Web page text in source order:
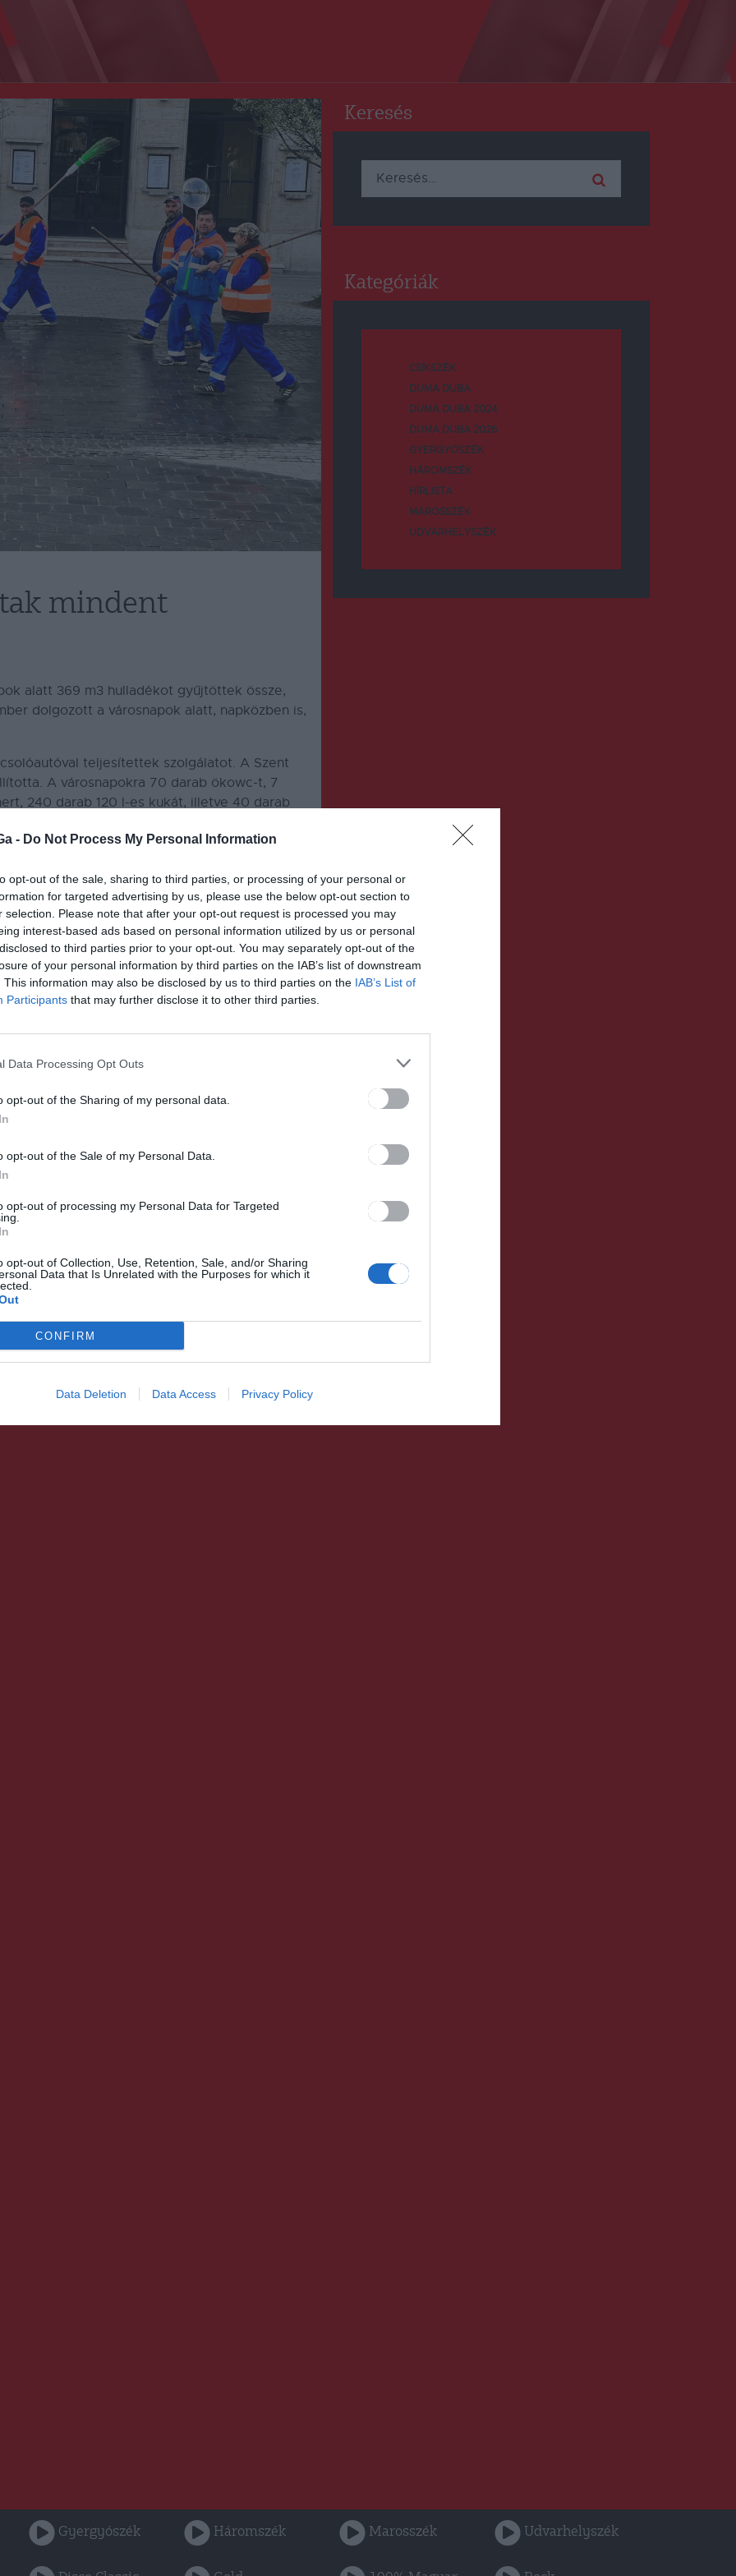
- Do Not Process My Personal Information
opt-out of the sale, sharing to third parties, or processing of your personal or
for targeted advertising by us, please use the below opt-out section to
selection. Please note that after your opt-out request is processed you may
interest-based ads based on personal information utilized by us or personal
to third parties prior to your opt-out. You may separately opt-out of the
of your personal information by third parties on the IAB’s list of downstream
This information may also be disclosed by us to third parties on the IAB’s List of
Participants that may further disclose it to other third parties.
Data Processing Opt Outs
opt-out of the Sharing of my personal data.
opt-out of the Sale of my Personal Data.
opt-out of processing my Personal Data for Targeted
opt-out of Collection, Use, Retention, Sale, and/or Sharing
Data that Is Unrelated with the Purposes for which it
CONFIRM
Data Deletion Data Access Privacy Policy
mindent
alatt 369 m3 hulladékot gyűjtöttek össze,
dolgozott a városnapok alatt, napközben is,
teljesítettek szolgálatot. A Szent
A városnapokra 70 darab ökowc-t, 7
240 darab 120 l-es kukát, illetve 40 darab
KÖVETKEZŐ BEJEGYZÉS
Duplán bírságolnák az utadó
matrica hiányát
HÍRLISTA
lakossági áram és gáz árát
Keresés
Keresés:
Kategóriák
CSÍKSZÉK
DUMA DUBA
DUMA DUBA 2024
DUMA DUBA 2026
GYERGYÓSZÉK
HÁROMSZÉK
HÍRLISTA
MAROSSZÉK
UDVARHELYSZÉK
Gyergyószék Háromszék Marosszék Udvarhelyszék